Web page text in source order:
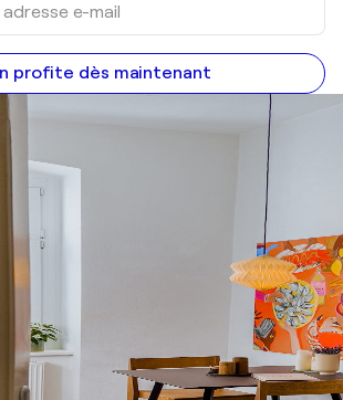
profite dès maintenant